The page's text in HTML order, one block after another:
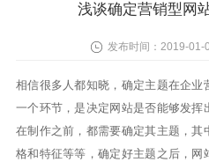
浅谈确定营销型网
发布时间：2019-01-
相信很多人都知晓，确定主题在企
一个环节，是决定网站是否能够发
在制作之前，都需要确定其主题，
格和特征等等，确定好主题之后，